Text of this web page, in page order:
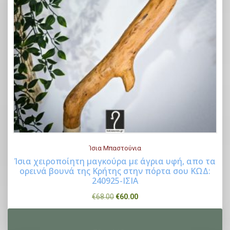
Buy Now
Ίσια Μπαστούνια
Ίσια χειροποίητη μαγκούρα με άγρια υφή, απο τα
ορεινά βουνά της Κρήτης στην πόρτα σου ΚΩΔ:
240925-ΙΣΙΑ
€68.00O
r
€60.00Η
τ